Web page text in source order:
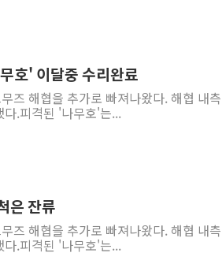
호' 이달중 수리완료
즈 해협을 추가로 빠져나왔다. 해협 내측
다.피격된 '나무호'는...
은 잔류
즈 해협을 추가로 빠져나왔다. 해협 내측
다.피격된 '나무호'는...